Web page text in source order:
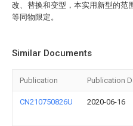
改、替换和变型，本实用新型的范
等同物限定。
Similar Documents
Publication Publication
CN210750826U 2020-06-16